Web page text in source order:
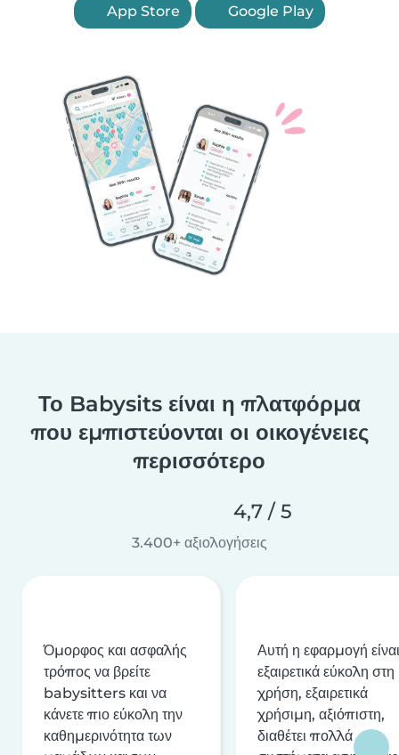
App Store Google Play
Το Babysits είναι η πλατφόρμα
που εμπιστεύονται οι οικογένειες
περισσότερο
4,7 / 5
3.400+ αξιολογήσεις
Όμορφος και ασφαλής
τρόπος να βρείτε
babysitters και να
κάνετε πιο εύκολη την
καθημερινότητα των
Αυτή η εφαρμογή είναι
εξαιρετικά εύκολη στη
χρήση, εξαιρετικά
χρήσιμη, αξιόπιστη,
διαθέτει πολλά